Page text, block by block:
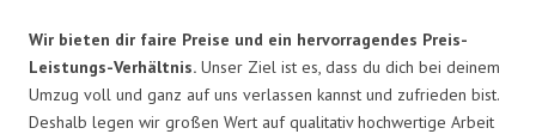
Wir bieten dir faire Preise und ein hervorragendes Preis-
Leistungs-Verhältnis. Unser Ziel ist es, dass du dich bei deinem
Umzug voll und ganz auf uns verlassen kannst und zufrieden bist.
Deshalb legen wir großen Wert auf qualitativ hochwertige Arbeit